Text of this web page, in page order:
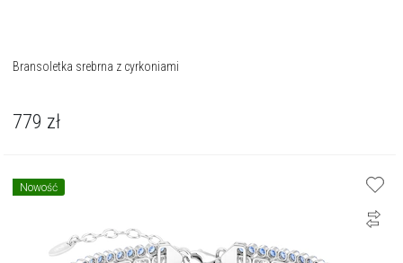
Bransoletka srebrna z cyrkoniami
779 zł
Nowość